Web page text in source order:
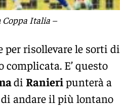
Coppa Italia –
per risollevare le sorti di
complicata. E’ questo
di Ranieripunterà a
andare il più lontano